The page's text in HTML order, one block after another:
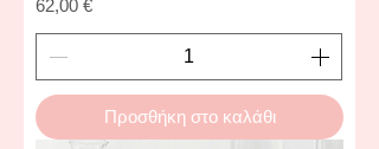
Τιμή
62,00 €
Προσθήκη στο καλάθι